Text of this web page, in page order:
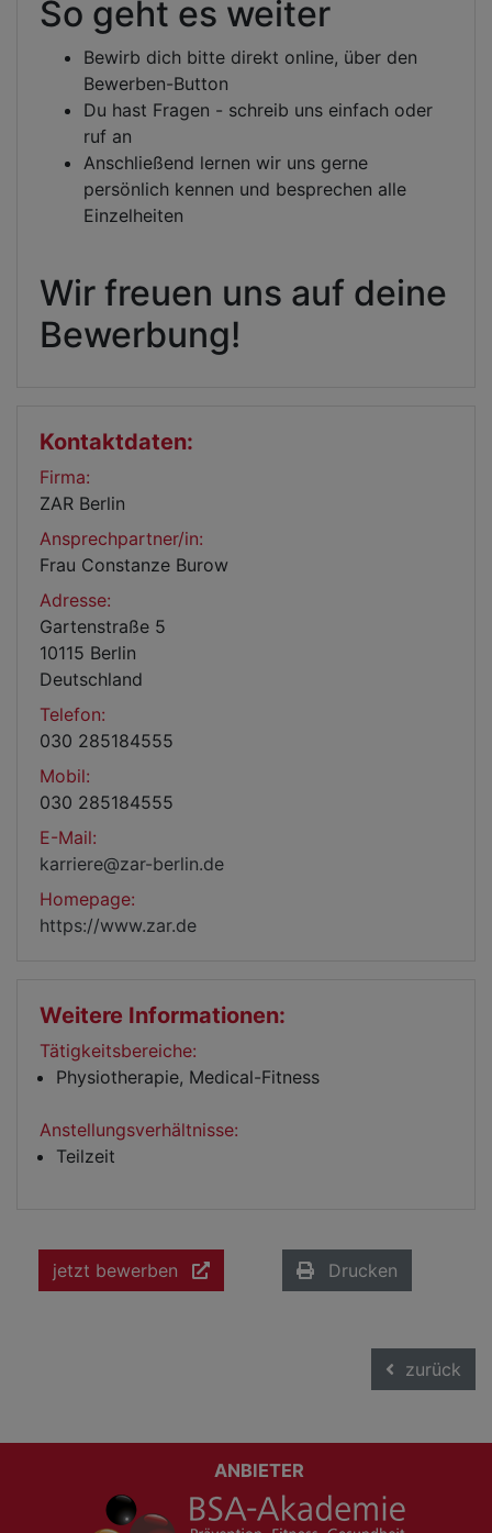
So geht es weiter
Bewirb dich bitte direkt online, über den
Bewerben-Button
Du hast Fragen - schreib uns einfach oder
ruf an
Anschließend lernen wir uns gerne
persönlich kennen und besprechen alle
Einzelheiten
Wir freuen uns auf deine
Bewerbung!
Kontaktdaten:
Firma:
ZAR Berlin
Ansprechpartner/in:
Frau Constanze Burow
Adresse:
Gartenstraße 5
10115 Berlin
Deutschland
Telefon:
030 285184555
Mobil:
030 285184555
E-Mail:
karriere@zar-berlin.de
Homepage:
https://www.zar.de
Weitere Informationen:
Tätigkeitsbereiche:
Physiotherapie, Medical-Fitness
Anstellungsverhältnisse:
Teilzeit
jetzt bewerben Drucken
zurück
ANBIETER